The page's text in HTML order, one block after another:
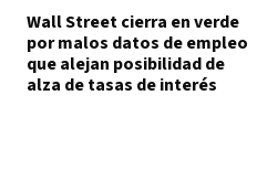
Wall Street cierra en verde
por malos datos de empleo
que alejan posibilidad de
alza de tasas de interés